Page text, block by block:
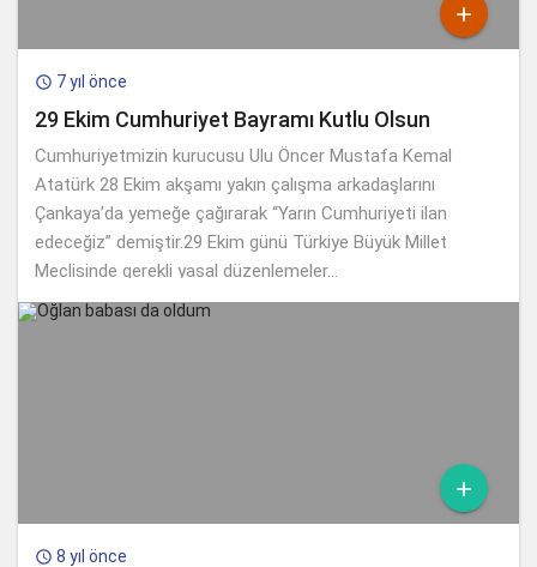

 7 yıl önce
29 Ekim Cumhuriyet Bayramı Kutlu Olsun
Cumhuriyetmizin kurucusu Ulu Öncer Mustafa Kemal
Atatürk 28 Ekim akşamı yakın çalışma arkadaşlarını
Çankaya’da yemeğe çağırarak “Yarın Cumhuriyeti ilan
edeceğiz” demiştir.29 Ekim günü Türkiye Büyük Millet
Meclisinde gerekli yasal düzenlemeler...

 8 yıl önce